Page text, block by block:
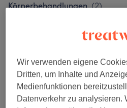
Körperbehandlungen (2)
Unsere Arbeit
Bild anklicken für weitere Details
Wir verwenden eigene
Dritten, um Inhalte und
Medienfunktionen
Datenverkehr zu analysieren.